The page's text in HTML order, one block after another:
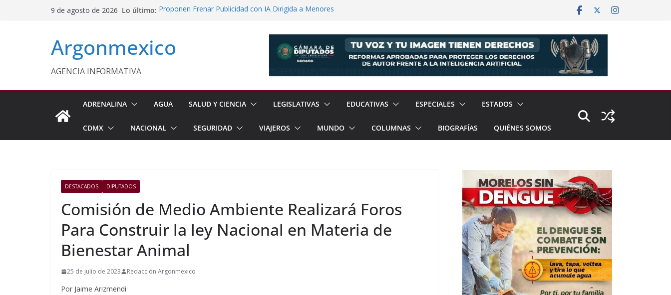
9 de agosto de 2026 Lo último: Proponen Frenar Publicidad con IA Dirigida a Menores
Café Mexiquense Conquista Mercado Chino con Acuerdo de
Exportación
Sheinbaum y Delfina Gómez Refuerzan Oferta Educativa en
Nuevo CBTA en Texcoco
Argonmexico
AGENCIA INFORMATIVA
ADRENALINA AGUA SALUD Y CIENCIA LEGISLATIVAS EDUCATIVAS ESPECIALES ESTADOS
CDMX NACIONAL SEGURIDAD VIAJEROS MUNDO COLUMNAS BIOGRAFÍAS QUIÉNES SOMOS
DESTACADOS DIPUTADOS
Comisión de Medio Ambiente Realizará Foros
Para Construir la ley Nacional en Materia de
Bienestar Animal
25 de julio de 2023 Redacción Argonmexico
Por Jaime Arizmendi